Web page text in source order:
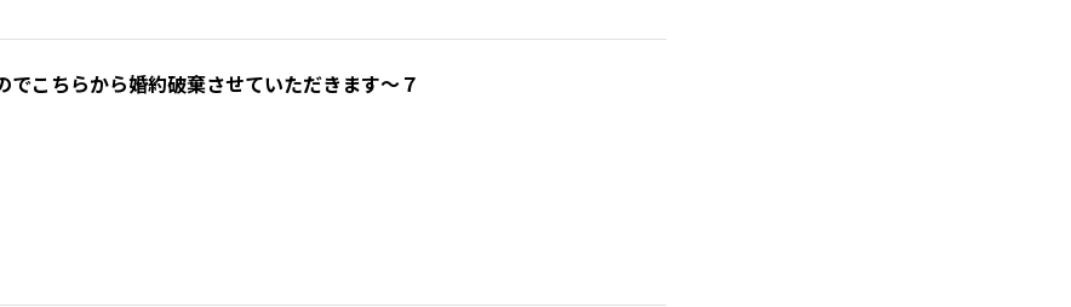
こちらから婚約破棄させていただきます～７